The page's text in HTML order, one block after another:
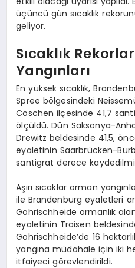
üçüncü gün sıcaklık
geliyor.
Sıcaklık
Yangınları
En yüksek sıcaklık,
Spree bölgesindeki
Coschen ilçesinde 41,7
ölçüldü. Dün Saksonya-
Drewitz beldesinde 41,5,
eyaletinin Saarbrücken-
santigrat derece
Aşırı sıcaklar orman
ile Brandenburg eyaletleri
Gohrischheide ormanlık
eyaletinin Traisen
Gohrischheide’de 16
yangına müdahale için iki
itfaiyeci görevlendirildi.